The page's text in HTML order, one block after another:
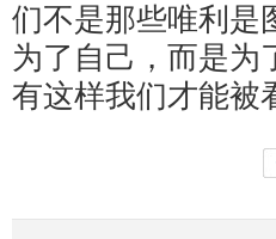
们不是那些唯利是
为了自己，而是为
有这样我们才能被